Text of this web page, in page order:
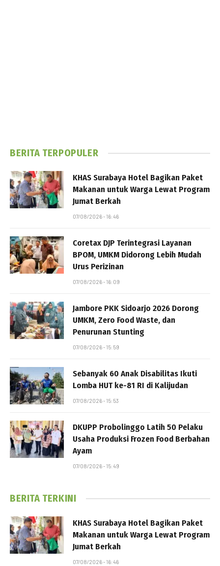
BERITA TERPOPULER
KHAS Surabaya Hotel Bagikan Paket
Makanan untuk Warga Lewat Program
Jumat Berkah
07/08/2026 - 16:46
Coretax DJP Terintegrasi Layanan
BPOM, UMKM Didorong Lebih Mudah
Urus Perizinan
07/08/2026 - 16:09
Jambore PKK Sidoarjo 2026 Dorong
UMKM, Zero Food Waste, dan
Penurunan Stunting
07/08/2026 - 15:59
Sebanyak 60 Anak Disabilitas Ikuti
Lomba HUT ke-81 RI di Kalijudan
07/08/2026 - 15:53
DKUPP Probolinggo Latih 50 Pelaku
Usaha Produksi Frozen Food Berbahan
Ayam
07/08/2026 - 15:49
BERITA TERKINI
KHAS Surabaya Hotel Bagikan Paket
Makanan untuk Warga Lewat Program
Jumat Berkah
07/08/2026 - 16:46